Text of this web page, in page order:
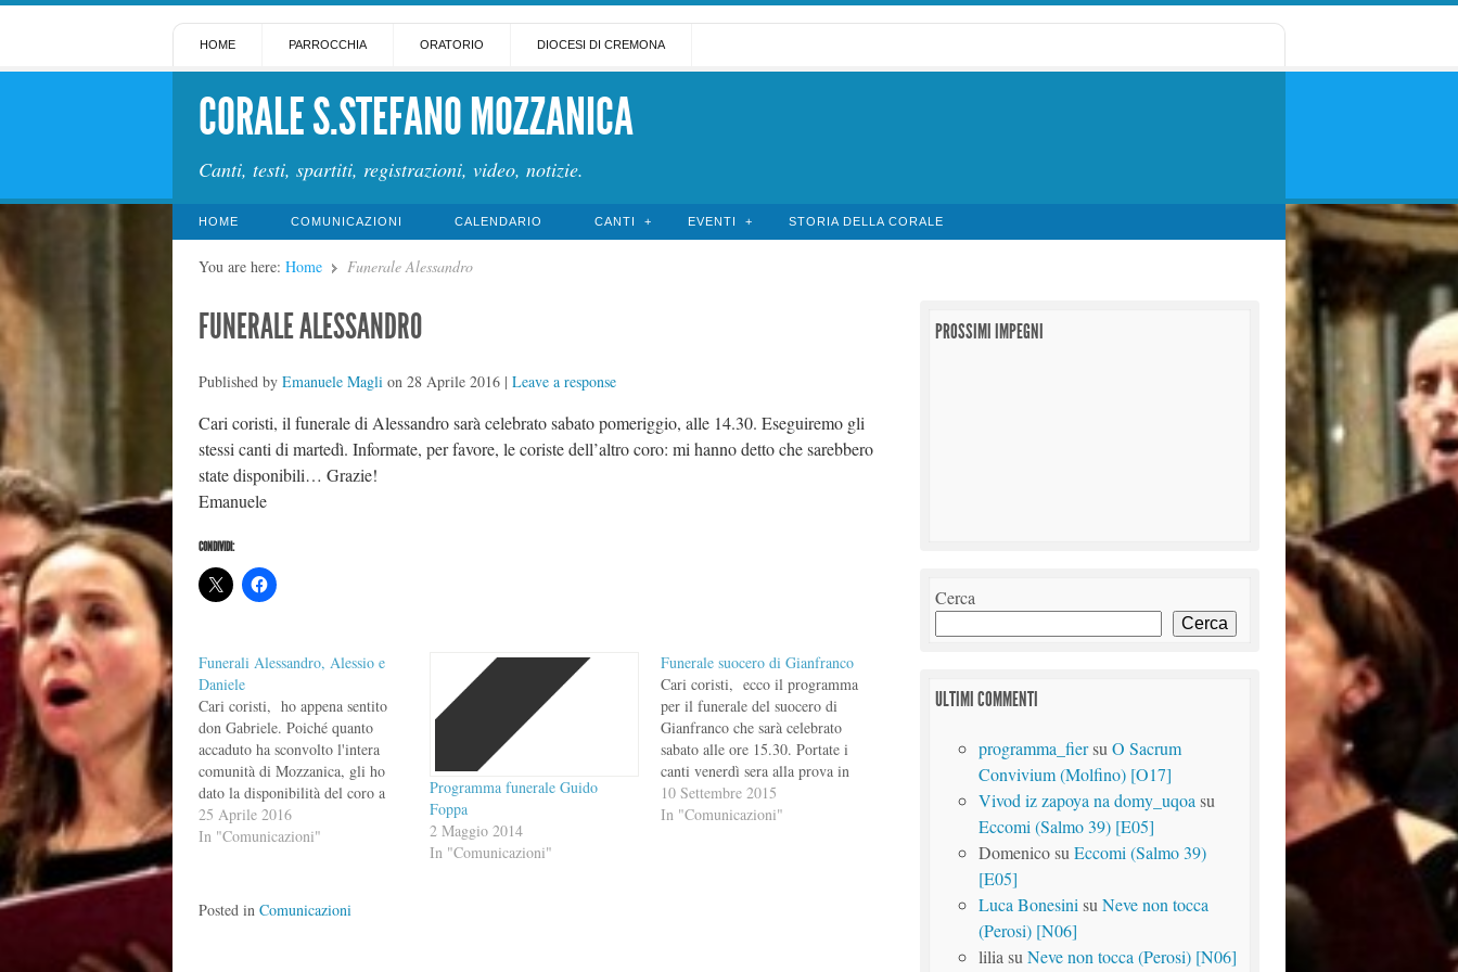
HOME PARROCCHIA ORATORIO DIOCESI DI CREMONA
CORALE S.STEFANO MOZZANICA
Canti, testi, spartiti, registrazioni, video, notizie.
HOME COMUNICAZIONI CALENDARIO CANTI EVENTI STORIA DELLA CORALE
You are here: Home Funerale Alessandro
FUNERALE ALESSANDRO
Published by Emanuele Maglion 28 Aprile 2016| Leave a response
Cari coristi, il funerale di Alessandro sarà celebrato sabato pomeriggio, alle 14.30. Eseguiremo gli
stessi canti di martedì. Informate, per favore, le coriste dell’altro coro: mi hanno detto che sarebbero
state disponibili… Grazie!
Emanuele
CONDIVIDI:
Funerali Alessandro, Alessio e
Daniele
Cari coristi, ho appena sentito
don Gabriele. Poiché quanto
accaduto ha sconvolto l'intera
comunità di Mozzanica, gli ho
dato la disponibilità del coro a
cantare ai funerali di Alessio e
Daniele, domani pomeriggio alle
giorno. Volendo ripassare "SU…
25 Aprile 2016
In "Comunicazioni"
Programma funerale Guido
Foppa
2 Maggio 2014
In "Comunicazioni"
Funerale suocero di Gianfranco
Cari coristi, ecco il programma
per il funerale del suocero di
Gianfranco che sarà celebrato
sabato alle ore 15.30. Portate i
canti venerdì sera alla prova in
chiesa. Emanuele
PROGRAMMA FUNERALE
10 Settembre 2015
In "Comunicazioni"
Posted in Comunicazioni
PROSSIMI IMPEGNI
Cerca
Cerca
ULTIMI COMMENTI
programma_fiersuO Sacrum
Convivium (Molfino) [O17]
Vivod iz zapoya na domy_uqoa su
Eccomi (Salmo 39) [E05]
DomenicosuEccomi (Salmo 39)
[E05]
Luca Bonesini suNeve non tocca
(Perosi) [N06]
lilia suNeve non tocca (Perosi) [N06]